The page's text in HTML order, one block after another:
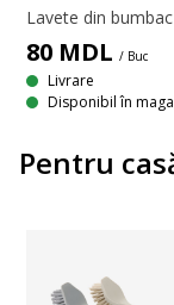
80 MDL / Buc
Livrare
Disponibil în
Pentru